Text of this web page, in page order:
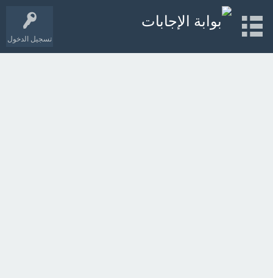
تسجيل الدخول